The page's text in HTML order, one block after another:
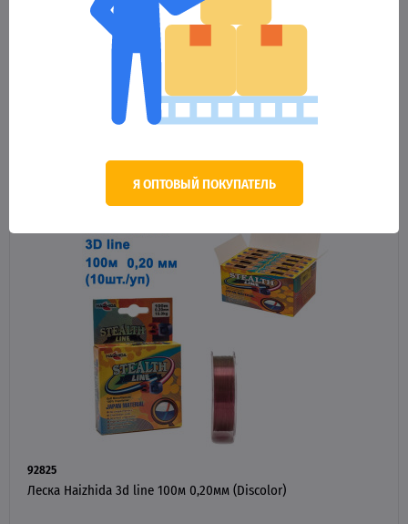
Леска Haizhida 3d line 100м 0,18мм (Discolor)
КУПИТЬ
92825
Леска Haizhida 3d line 100м 0,20мм (Discolor)
Я ОПТОВЫЙ ПОКУПАТЕЛЬ